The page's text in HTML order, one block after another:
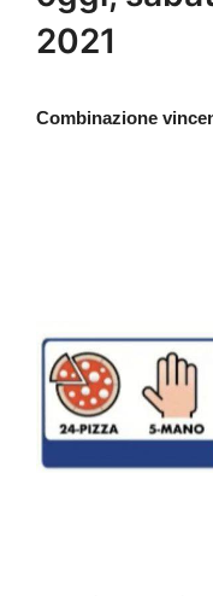
2021
Combinazione